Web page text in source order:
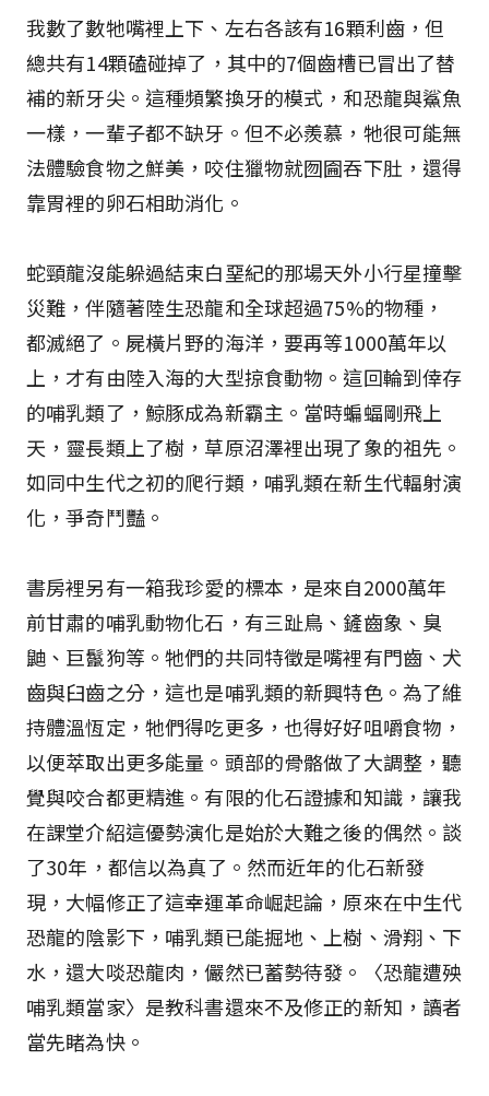
我數了數牠嘴裡上下、左右各該有16顆利齒，但
總共有14顆磕碰掉了，其中的7個齒槽已冒出了替
補的新牙尖。這種頻繁換牙的模式，和恐龍與鯊魚
一樣，一輩子都不缺牙。但不必羨慕，牠很可能無
法體驗食物之鮮美，咬住獵物就囫圇吞下肚，還得
靠胃裡的卵石相助消化。
蛇頸龍沒能躲過結束白堊紀的那場天外小行星撞擊
災難，伴隨著陸生恐龍和全球超過75%的物種，
都滅絕了。屍橫片野的海洋，要再等1000萬年以
上，才有由陸入海的大型掠食動物。這回輪到倖存
的哺乳類了，鯨豚成為新霸主。當時蝙蝠剛飛上
天，靈長類上了樹，草原沼澤裡出現了象的祖先。
如同中生代之初的爬行類，哺乳類在新生代輻射演
化，爭奇鬥豔。
書房裡另有一箱我珍愛的標本，是來自2000萬年
前甘肅的哺乳動物化石，有三趾鳥、鏟齒象、臭
鼬、巨鬣狗等。牠們的共同特徵是嘴裡有門齒、犬
齒與臼齒之分，這也是哺乳類的新興特色。為了維
持體溫恆定，牠們得吃更多，也得好好咀嚼食物，
以便萃取出更多能量。頭部的骨骼做了大調整，聽
覺與咬合都更精進。有限的化石證據和知識，讓我
在課堂介紹這優勢演化是始於大難之後的偶然。談
了30年，都信以為真了。然而近年的化石新發
現，大幅修正了這幸運革命崛起論，原來在中生代
恐龍的陰影下，哺乳類已能掘地、上樹、滑翔、下
水，還大啖恐龍肉，儼然已蓄勢待發。〈恐龍遭殃
哺乳類當家〉是教科書還來不及修正的新知，讀者
當先睹為快。